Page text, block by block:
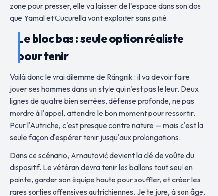
zone pour presser, elle va laisser de l'espace dans son dos
que Yamal et Cucurella vont exploiter sans pitié.
Le bloc bas : seule option réaliste
pour tenir
Voilà donc le vrai dilemme de Rängnik : il va devoir faire
jouer ses hommes dans un style qui n'est pas le leur. Deux
lignes de quatre bien serrées, défense profonde, ne pas
mordre à l'appel, attendre le bon moment pour ressortir.
Pour l'Autriche, c'est presque contre nature — mais c'est la
seule façon d'espérer tenir jusqu'aux prolongations.
Dans ce scénario, Arnautović devient la clé de voûte du
dispositif. Le vétéran devra tenir les ballons tout seul en
pointe, garder son équipe haute pour souffler, et créer les
rares sorties offensives autrichiennes. Je te jure, à son âge,